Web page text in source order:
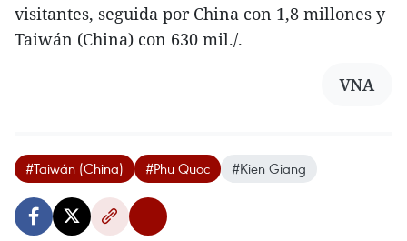
visitantes, seguida por China con 1,8 millones y
Taiwán (China) con 630 mil./.
VNA
#Taiwán (China) #Phu Quoc #Kien Giang